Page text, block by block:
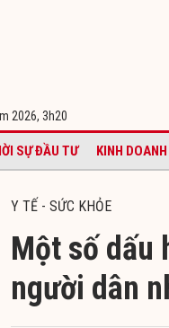
2026, 3h20
SỰ ĐẦU TƯ KINH DOANH
Y TẾ - SỨC KHỎE
Một số dấu
người dân